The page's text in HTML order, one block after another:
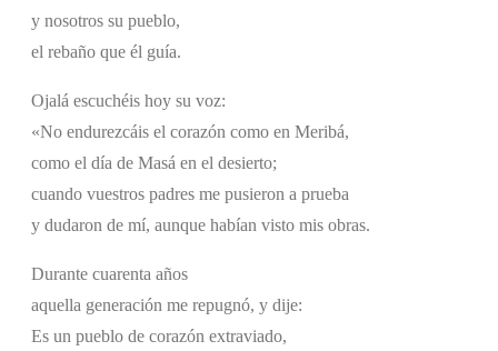
y nosotros su pueblo,
el rebaño que él guía.
Ojalá escuchéis hoy su voz:
«No endurezcáis el corazón como en Meribá,
como el día de Masá en el desierto;
cuando vuestros padres me pusieron a prueba
y dudaron de mí, aunque habían visto mis obras.
Durante cuarenta años
aquella generación me repugnó, y dije:
Es un pueblo de corazón extraviado,